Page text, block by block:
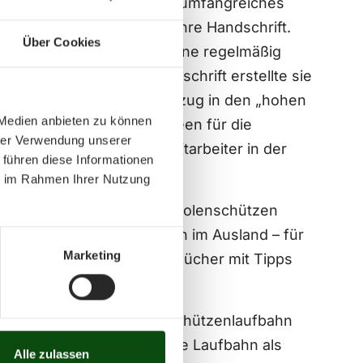
Über Cookies
anbieten zu können
Verwendung unserer
diese Informationen
Rahmen Ihrer Nutzung
Marketing
Alle zulassen
Ausbildung trägt ihre Handschrift.
– konzipierte sie als eine regelmäßig
erscheinende Zeitschrift erstellte sie
damit verbundenen Umzug in den „hohen
Gastartikeln und Ideen für die
und Arbeitshilfen, die Mitarbeiter in der
für alle engagierten Pistolenschützen
Trainern – auch im Ausland – für
zudem zwei weitere Bücher mit Tipps
begann ihre Schützenlaufbahn
1984 dauerte ihre aktive Laufbahn als